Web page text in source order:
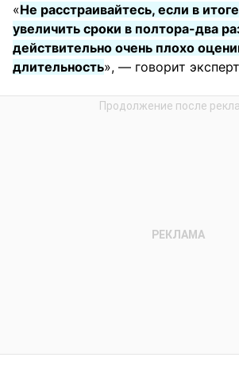
«Не расстраивайтесь, если в
увеличить сроки в полтора-два
действительно очень плохо
длительность», — говорит